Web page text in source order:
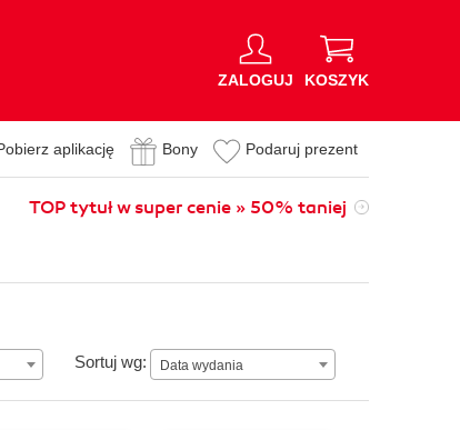
ZALOGUJ KOSZYK
aplikację Bony Podaruj prezent
TOP tytuł w super cenie » 50% taniej
Sortuj wg: Data wydania
Data wydania